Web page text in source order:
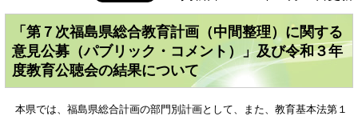
「第７次福島県総合教育計画（中間整理）に関する
意見公募（パブリック・コメント）」及び令和３年
度教育公聴会の結果について
本県では、福島県総合計画の部門別計画として、また、教育基本法第１